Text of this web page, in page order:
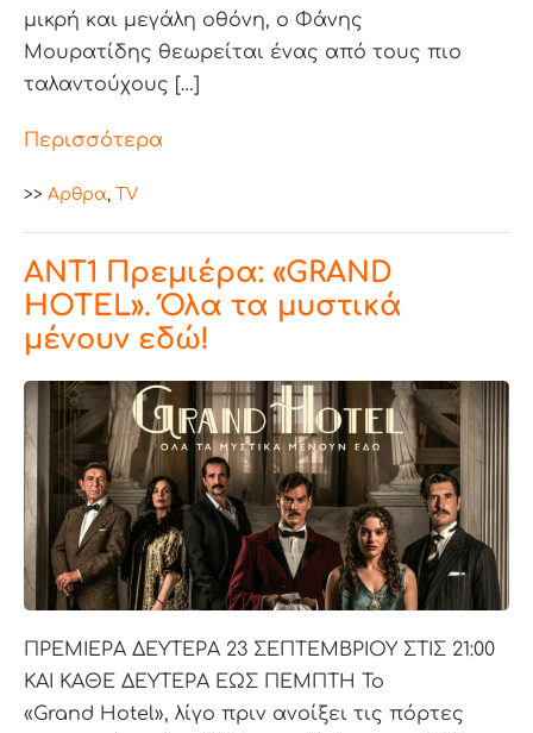
μικρή και μεγάλη οθόνη, ο Φάνης
Μουρατίδης θεωρείται ένας από τους πιο
ταλαντούχους […]
Περισσότερα
>> Aρθρα, TV
ANT1 Πρεμιέρα: «GRAND
HOTEL». Όλα τα μυστικά
μένουν εδώ!
ΠΡΕΜΙΕΡΑ ΔΕΥΤΕΡΑ 23 ΣΕΠΤΕΜΒΡΙΟΥ ΣΤΙΣ 21:00
ΚΑΙ ΚΑΘΕ ΔΕΥΤΕΡΑ ΕΩΣ ΠΕΜΠΤΗ Το
«Grand Hotel», λίγο πριν ανοίξει τις πόρτες